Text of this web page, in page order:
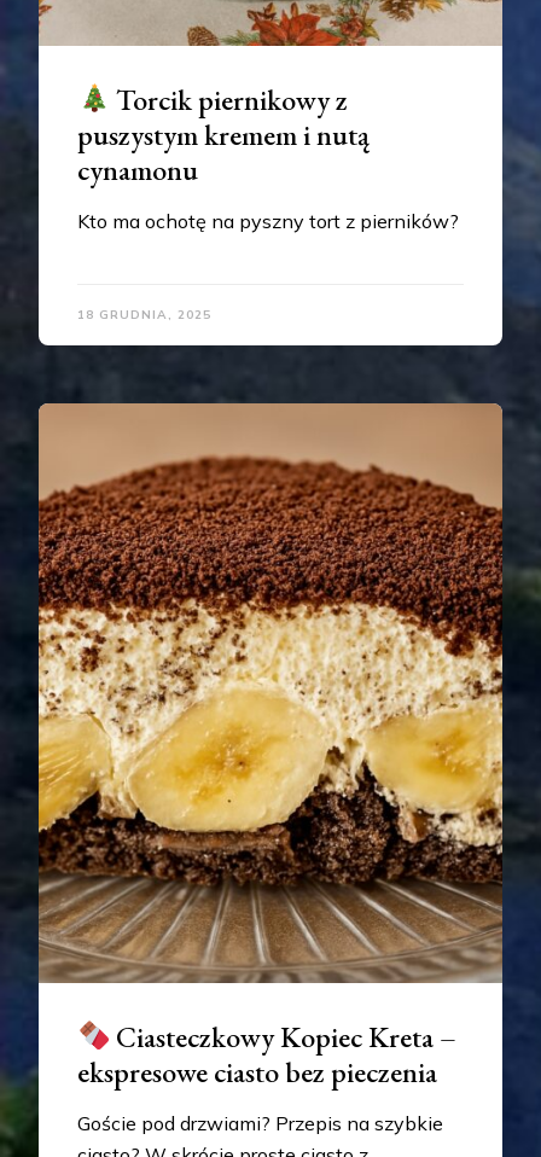
Torcik piernikowy z
puszystym kremem i nutą
cynamonu
Kto ma ochotę na pyszny tort z pierników?
18 GRUDNIA, 2025
Ciasteczkowy Kopiec Kreta –
ekspresowe ciasto bez pieczenia
Goście pod drzwiami? Przepis na szybkie